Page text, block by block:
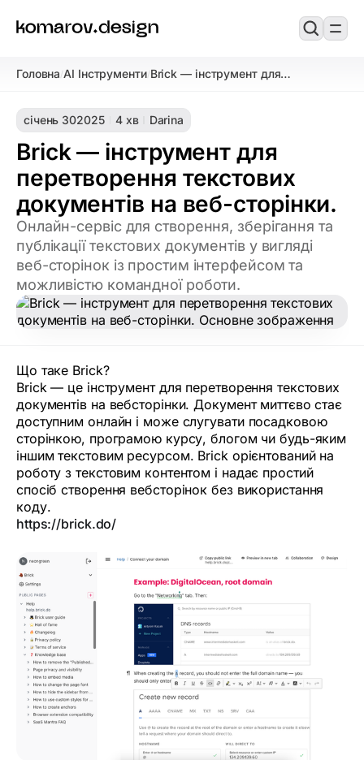
Головна/AI Інструменти/Brick — інструмент для
документів на веб-сторінки.
січень 302025 4 хв Darina
Brick — інструмент для
перетворення текстових
документів на веб-сторінки.
Онлайн-сервіс для створення, зберігання та
публікації текстових документів у вигляді
веб-сторінок із простим інтерфейсом та
можливістю командної роботи.
Що таке Brick?
Brick — це інструмент для перетворення текстових
документів на вебсторінки. Документ миттєво стає
доступним онлайн і може слугувати посадковою
сторінкою, програмою курсу, блогом чи будь-яким
іншим текстовим ресурсом. Brick орієнтований на
роботу з текстовим контентом і надає простий
спосіб створення вебсторінок без використання
коду.
https://brick.do/